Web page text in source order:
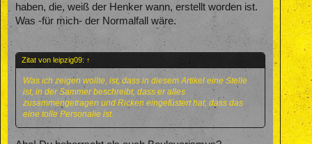
haben, die, weiß der Henker wann, erstellt worden ist.
Was -für mich- der Normalfall wäre.
Zitat von leipzig09: ↑
Was ich zeigen wollte, ist, dass in diesem Artikel eine Stelle
ist, in der Sammer beschreibt, dass er alles
zusammengetragen und Ricken eingefüstert hat, dass das
eine tolle Personalie ist.